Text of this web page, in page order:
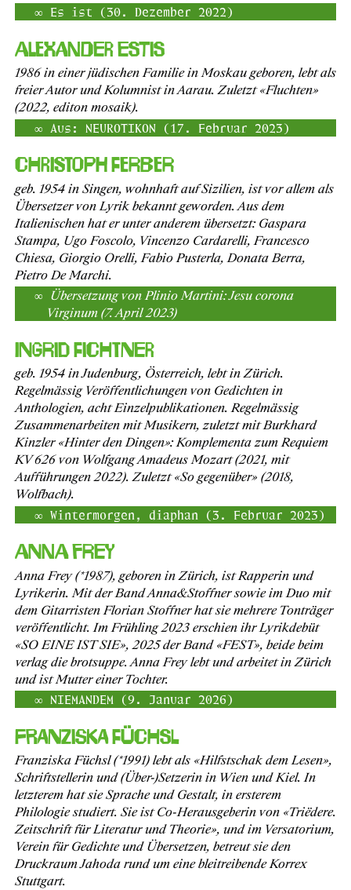
Es ist (30. Dezember 2022)
Alexander Estis
1986 in einer jüdischen Familie in Moskau geboren, lebt als
freier Autor und Kolumnist in Aarau. Zuletzt «Fluchten»
(2022, editon mosaik).
Aus: NEUROTIKON (17. Februar 2023)
Christoph Ferber
geb. 1954 in Singen, wohnhaft auf Sizilien, ist vor allem als
Übersetzer von Lyrik bekannt geworden. Aus dem
Italienischen hat er unter anderem übersetzt: Gaspara
Stampa, Ugo Foscolo, Vincenzo Cardarelli, Francesco
Chiesa, Giorgio Orelli, Fabio Pusterla, Donata Berra,
Pietro De Marchi.
Übersetzung von Plinio Martini: Jesu corona
Virginum (7. April 2023)
Ingrid Fichtner
geb. 1954 in Judenburg, Österreich, lebt in Zürich.
Regelmässig Veröffentlichungen von Gedichten in
Anthologien, acht Einzelpublikationen. Regelmässig
Zusammenarbeiten mit Musikern, zuletzt mit Burkhard
Kinzler «Hinter den Dingen»: Komplementa zum Requiem
KV 626 von Wolfgang Amadeus Mozart (2021, mit
Aufführungen 2022). Zuletzt «So gegenüber» (2018,
Wolfbach).
Wintermorgen, diaphan (3. Februar 2023)
Anna Frey
Anna Frey (*1987), geboren in Zürich, ist Rapperin und
Lyrikerin. Mit der Band Anna&Stoffner sowie im Duo mit
dem Gitarristen Florian Stoffner hat sie mehrere Tonträger
veröffentlicht. Im Frühling 2023 erschien ihr Lyrikdebüt
«SO EINE IST SIE», 2025 der Band «FEST», beide beim
verlag die brotsuppe. Anna Frey lebt und arbeitet in Zürich
und ist Mutter einer Tochter.
NIEMANDEM (9. Januar 2026)
Franziska Füchsl
Franziska Füchsl (*1991) lebt als «Hilfstschak dem Lesen»,
Schriftstellerin und (Über-)Setzerin in Wien und Kiel. In
letzterem hat sie Sprache und Gestalt, in ersterem
Philologie studiert. Sie ist Co-Herausgeberin von «Triëdere.
Zeitschrift für Literatur und Theorie», und im Versatorium,
Verein für Gedichte und Übersetzen, betreut sie den
Druckraum Jahoda rund um eine bleitreibende Korrex
Stuttgart.